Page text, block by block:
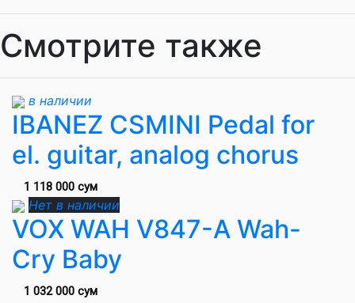
Смотрите также
в наличии
IBANEZ CSMINI Pedal for
el. guitar, analog chorus
1 118 000 сум
Нет в наличии
VOX WAH V847-A Wah-
Cry Baby
1 032 000 сум